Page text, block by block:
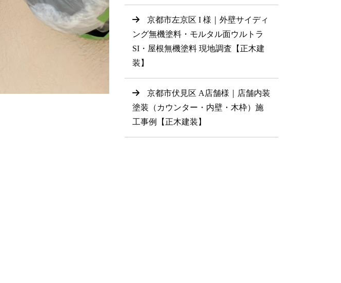
京都市左京区 I 様｜外壁サイディ
ング無機塗料・モルタル面ウルトラ
SI・屋根無機塗料 現地調査【正木建
装】
京都市伏見区 A店舗様｜店舗内装
塗装（カウンター・内壁・木枠）施
工事例【正木建装】